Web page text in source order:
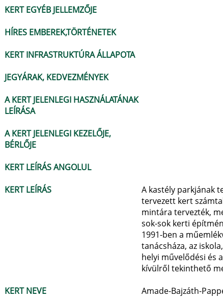
KERT EGYÉB JELLEMZŐJE
HÍRES EMBEREK,TÖRTÉNETEK
KERT INFRASTRUKTÚRA ÁLLAPOTA
JEGYÁRAK, KEDVEZMÉNYEK
A KERT JELENLEGI HASZNÁLATÁNAK
LEÍRÁSA
A KERT JELENLEGI KEZELŐJE,
BÉRLŐJE
KERT LEÍRÁS ANGOLUL
KERT LEÍRÁS
A kastély parkjának
tervezett kert
mintára tervezték,
sok-sok kerti
1991-ben a
tanácsháza, az
helyi művelődési és
kívülről tekinthető
KERT NEVE
Amade-Bajzáth-